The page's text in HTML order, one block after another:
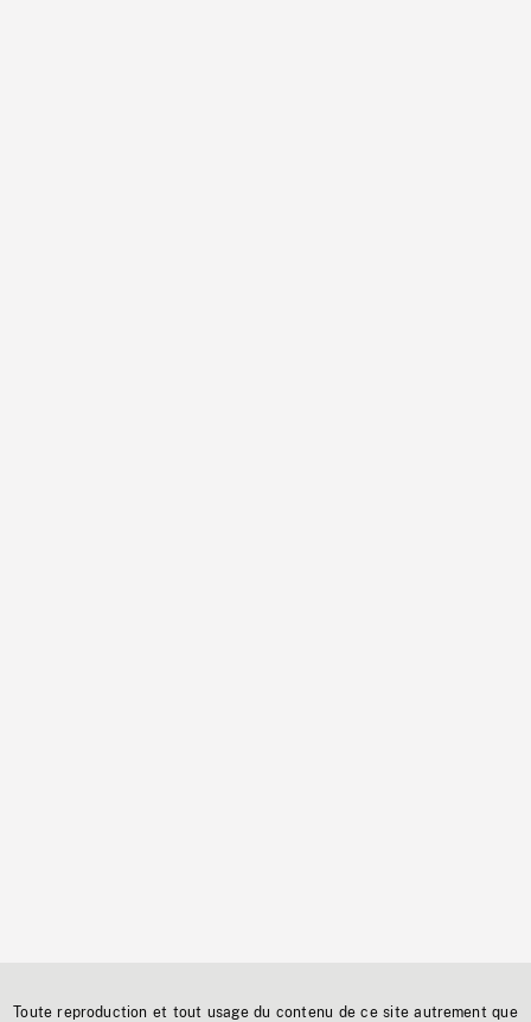
Toute reproduction et tout usage du contenu de ce site autrement que